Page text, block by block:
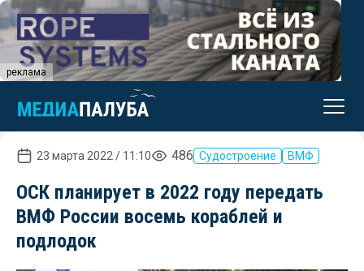
реклама
23 марта 2022 / 11:10 486 Судостроение ВМФ
ОСК планирует в 2022 году передать
ВМФ России восемь кораблей и
подлодок